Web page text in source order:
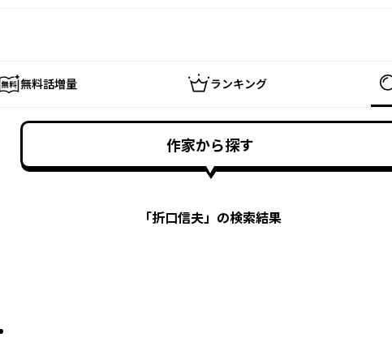
無料話増量 ランキング
作家から探す
「折口信夫」の検索結果